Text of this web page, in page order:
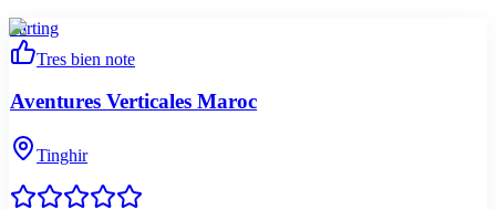
karting
Tres bien note
Aventures Verticales Maroc
Tinghir